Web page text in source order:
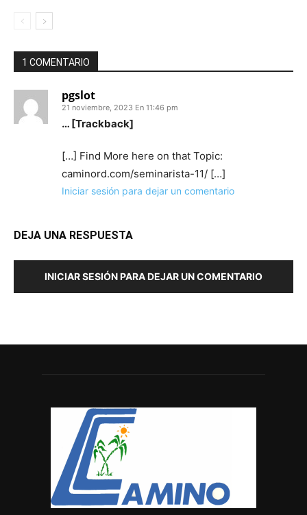
1 COMENTARIO
pgslot
21 noviembre, 2023 En 11:46 pm
… [Trackback]
[…] Find More here on that Topic:
caminord.com/seminarista-11/ […]
Iniciar sesión para dejar un comentario
DEJA UNA RESPUESTA
INICIAR SESIÓN PARA DEJAR UN COMENTARIO